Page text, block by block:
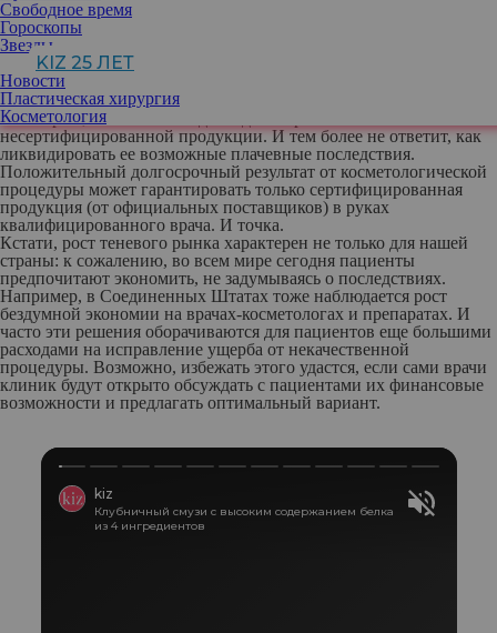
Свободное время
Гороскопы
Звезды
KIZ 25 ЛЕТ
Новости
Пластическая хирургия
Косметология
Во-первых, нет гарантии, что такие мастера проходят серьезную
образовательную подготовку по препарату, на котором они
работают, а значит, они в полной мере не владеют информацией
и о протоколе проведения процедуры, и возможных
противопоказаниях.
Во-вторых, никто и никогда не даст гарантию безопасности
несертифицированной продукции. И тем более не ответит, как
ликвидировать ее возможные плачевные последствия.
Положительный долгосрочный результат от косметологической
процедуры может гарантировать только сертифицированная
продукция (от официальных поставщиков) в руках
квалифицированного врача. И точка.
Кстати, рост теневого рынка характерен не только для нашей
страны: к сожалению, во всем мире сегодня пациенты
предпочитают экономить, не задумываясь о последствиях.
Например, в Соединенных Штатах тоже наблюдается рост
бездумной экономии на врачах-косметологах и препаратах. И
часто эти решения оборачиваются для пациентов еще большими
расходами на исправление ущерба от некачественной
процедуры. Возможно, избежать этого удастся, если сами врачи
клиник будут открыто обсуждать с пациентами их финансовые
возможности и предлагать оптимальный вариант.